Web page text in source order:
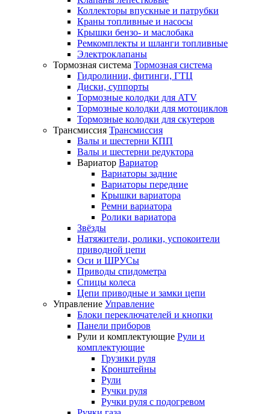
Коллекторы впускные и патрубки
Краны топливные и насосы
Крышки бензо- и маслобака
Ремкомплекты и шланги топливные
Электроклапаны
Тормозная система Тормозная система
Гидролинии, фитинги, ГТЦ
Диски, суппорты
Тормозные колодки для ATV
Тормозные колодки для мотоциклов
Тормозные колодки для скутеров
Трансмиссия Трансмиссия
Валы и шестерни КПП
Валы и шестерни редуктора
Вариатор Вариатор
Вариаторы задние
Вариаторы передние
Крышки вариатора
Ремни вариатора
Ролики вариатора
Звёзды
Натяжители, ролики, успокоители
приводной цепи
Оси и ШРУСы
Приводы спидометра
Спицы колеса
Цепи приводные и замки цепи
Управление Управление
Блоки переключателей и кнопки
Панели приборов
Рули и комплектующие Рули и
комплектующие
Грузики руля
Кронштейны
Рули
Ручки руля
Ручки руля с подогревом